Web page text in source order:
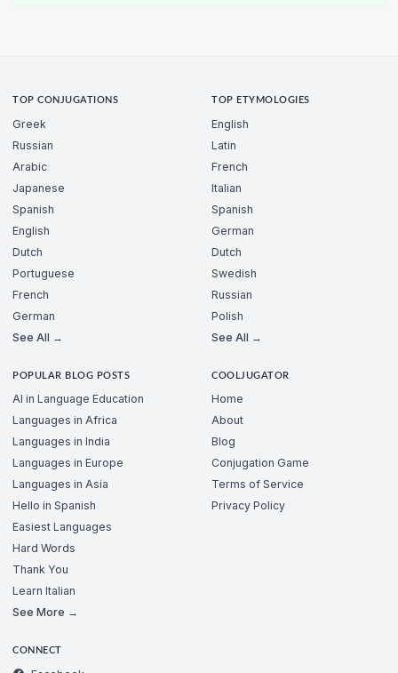
TOP CONJUGATIONS
Greek
Russian
Arabic
Japanese
Spanish
English
Dutch
Portuguese
French
German
See All →
TOP ETYMOLOGIES
English
Latin
French
Italian
Spanish
German
Dutch
Swedish
Russian
Polish
See All →
POPULAR BLOG POSTS
AI in Language Education
Languages in Africa
Languages in India
Languages in Europe
Languages in Asia
Hello in Spanish
Easiest Languages
Hard Words
Thank You
Learn Italian
See More →
COOLJUGATOR
Home
About
Blog
Conjugation Game
Terms of Service
Privacy Policy
CONNECT